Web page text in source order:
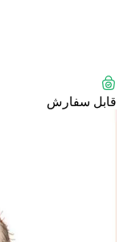
قابل سفارش